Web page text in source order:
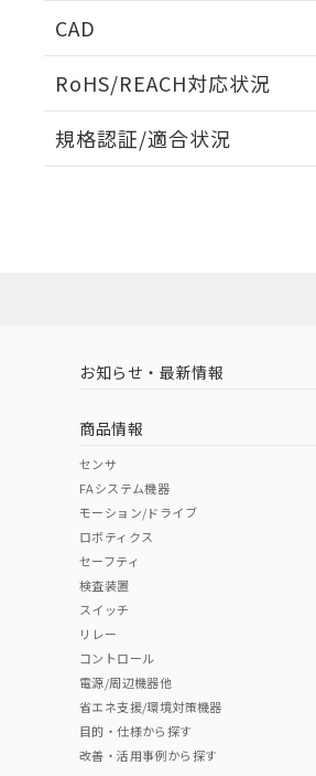
電気的:
適合負荷領域図
CAD
RoHS/REACH対応状況
EU RoHS 注意事項・凡例
中国 RoHS 注意事項・凡例
中国 RoHS表
Pb Hg
"対応済み"や非含有の記載がされ
非含有品が必要な際は、弊社営業
規格認証/適合状況
（イギリス
（ノルウェー
お知らせ・最新情報
商品情報
センサ
FAシステム機器
モーション/ドライブ
ロボティクス
セーフティ
検査装置
スイッチ
リレー
コントロール
電源/周辺機器他
省エネ支援/環境対策機器
目的・仕様から探す
改善・活用事例から探す